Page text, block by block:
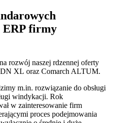
ERP firmy
rozwój naszej rdzennej oferty
XL oraz Comarch ALTUM.
m.in. rozwiązanie do obsługi
windykacji. Rok
w zainteresowanie firm
proces podejmowania